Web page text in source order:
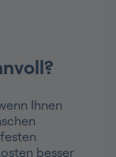
Ihnen
besser